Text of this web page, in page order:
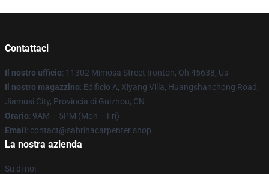
Contattaci
Il nostro ufficio: 11302 Mimosa Street Ironton, Oh 45638, Us
Il nostro magazzino: Edificio A, Xiyang Villa, Huangshanchong Road,
Jiamusi City, Provincia di Guizhou, CN
Orario: 9AM – 5PM (Mon – Fri)
Email : contact@sabrinacarpenter.shop
La nostra azienda
Su di noi